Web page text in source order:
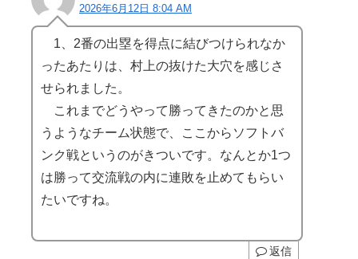
2026年6月12日 8:04 AM
1、2番の出塁を得点に結びつけられなか
ったあたりは、村上の抜けた大穴を感じさ
せられました。
これまでどうやって勝ってきたのかと思
うようなチーム状態で、ここからソフトバ
ンク戦というのがきついです。なんとか1つ
は勝って交流戦の内に連敗を止めてもらい
たいですね。
返信